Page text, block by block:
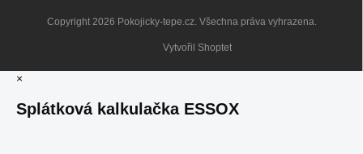
Vytvořil Shoptet
Copyright 2026 Pokojicky-tepe.cz. Všechna práva vyhrazena.
×
Splátková kalkulačka ESSOX